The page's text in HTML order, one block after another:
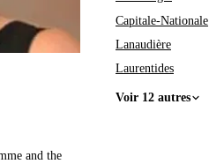
and the
Capitale-Nationale
Lanaudière
Laurentides
Voir 12 autres